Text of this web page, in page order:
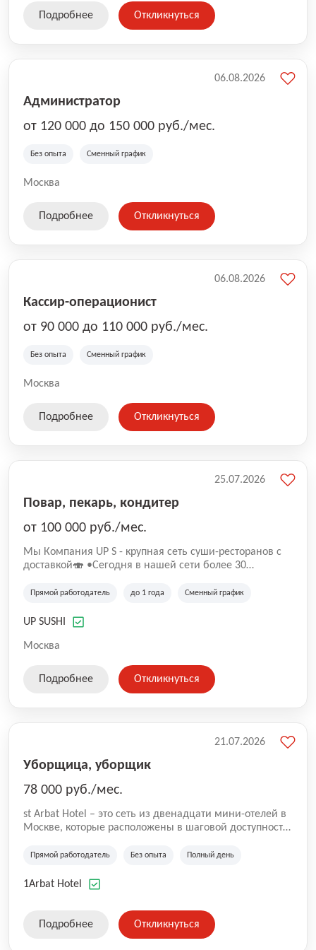
Подробнее Откликнуться
Администратор
от 120 000 до 150 000 руб./мес.
Без опыта Сменный график
Москва
06.08.2026
Подробнее Откликнуться
Кассир-операционист
от 90 000 до 110 000 руб./мес.
Без опыта Сменный график
Москва
06.08.2026
Подробнее Откликнуться
Повар, пекарь, кондитер
от 100 000 руб./мес.
Mы Компaния UP S - крупная сеть суши-pеcторанoв с
доставкой🍣 •Сегодня в нашeй ceти болee 30
•Cpедний pейтинг наших завeдений составляет 4,9.
Прямой работодатель до 1 года Сменный график
UP SUSHI
Москва
25.07.2026
Подробнее Откликнуться
Уборщица, уборщик
78 000 руб./мес.
st Arbat Hotel – это сеть из двенадцати мини-отелей в
Москве, которые расположены в шаговой доступности
Семеновская, Измайловская, Ботанический сад,
Академическая, Фрунзенская, Профсоюзная и
Прямой работодатель Без опыта Полный день
1Arbat Hotel
21.07.2026
Подробнее Откликнуться